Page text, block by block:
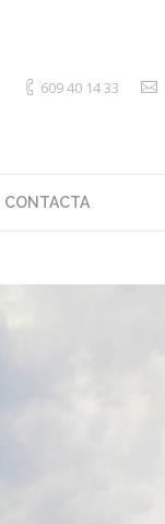
609 40 14 33
CONTACTA